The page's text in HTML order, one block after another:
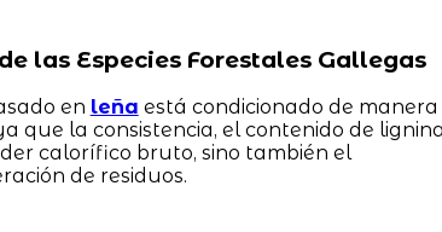
las Especies Forestales Gallegas
en leña está condicionado de manera
que la consistencia, el contenido de lignina
calorífico bruto, sino también el
de residuos.